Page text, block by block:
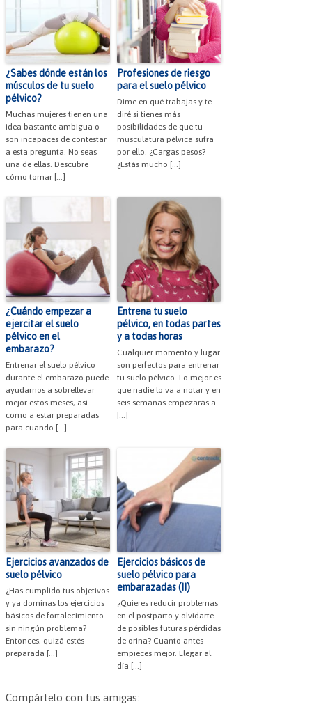
¿Sabes dónde están los
músculos de tu suelo
pélvico?
Muchas mujeres tienen una
idea bastante ambigua o
son incapaces de contestar
a esta pregunta. No seas
una de ellas. Descubre
cómo tomar […]
Profesiones de riesgo
para el suelo pélvico
Dime en qué trabajas y te
diré si tienes más
posibilidades de que tu
musculatura pélvica sufra
por ello. ¿Cargas pesos?
¿Estás mucho […]
¿Cuándo empezar a
ejercitar el suelo
pélvico en el
embarazo?
Entrenar el suelo pélvico
durante el embarazo puede
ayudarnos a sobrellevar
mejor estos meses, así
como a estar preparadas
para cuando […]
Entrena tu suelo
pélvico, en todas partes
y a todas horas
Cualquier momento y lugar
son perfectos para entrenar
tu suelo pélvico. Lo mejor es
que nadie lo va a notar y en
seis semanas empezarás a
[…]
Ejercicios avanzados de
suelo pélvico
¿Has cumplido tus objetivos
y ya dominas los ejercicios
básicos de fortalecimiento
sin ningún problema?
Entonces, quizá estés
preparada […]
Ejercicios básicos de
suelo pélvico para
embarazadas (II)
¿Quieres reducir problemas
en el postparto y olvidarte
de posibles futuras pérdidas
de orina? Cuanto antes
empieces mejor. Llegar al
día […]
Compártelo con tus amigas: